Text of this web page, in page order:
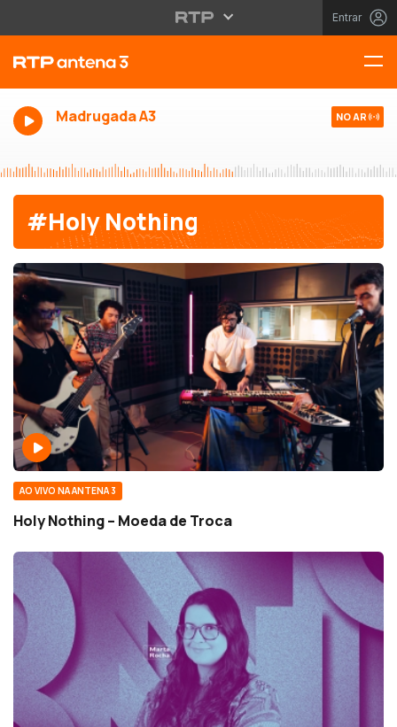
Entrar
Madrugada A3 NO AR
#Holy Nothing
AO VIVO NA ANTENA 3
Holy Nothing – Moeda de Troca